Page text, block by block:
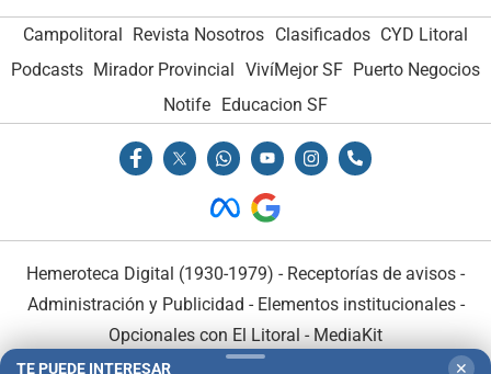
Campolitoral Revista Nosotros Clasificados CYD Litoral
Podcasts Mirador Provincial VivíMejor SF Puerto Negocios
Notife Educacion SF
Hemeroteca Digital (1930-1979) - Receptorías de avisos -
Administración y Publicidad - Elementos institucionales-
Opcionales con El Litoral - MediaKit
TE PUEDE INTERESAR ✕